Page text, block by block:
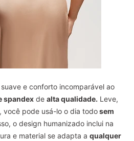
e conforto incomparável ao
spandexde alta qualidade. Leve,
você pode usá-lo o dia todosem
o design humanizado inclui na
e material se adapta a qualquer